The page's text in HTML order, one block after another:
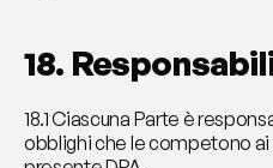
18.
18.1 Ciascuna Parte è
obblighi che le competono ai